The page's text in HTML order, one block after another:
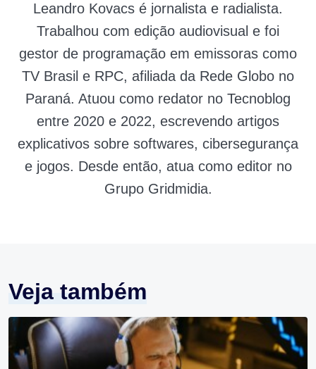
Leandro Kovacs é jornalista e radialista.
Trabalhou com edição audiovisual e foi
gestor de programação em emissoras como
TV Brasil e RPC, afiliada da Rede Globo no
Paraná. Atuou como redator no Tecnoblog
entre 2020 e 2022, escrevendo artigos
explicativos sobre softwares, cibersegurança
e jogos. Desde então, atua como editor no
Grupo Gridmidia.
Veja também